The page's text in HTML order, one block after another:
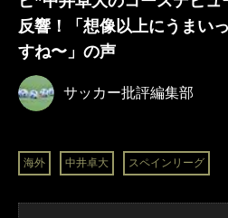
反響！「想像以上にうまい
すね〜」の声
サッカー批評編集部
海外 中井卓大 スペインリーグ